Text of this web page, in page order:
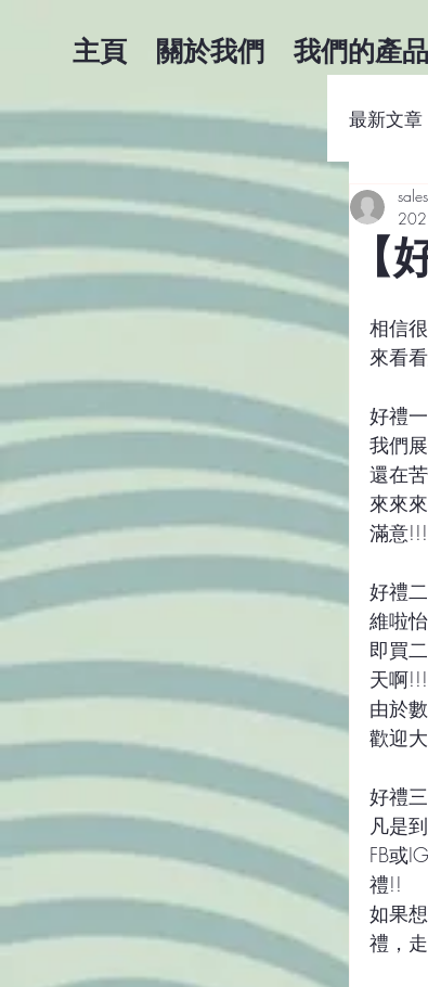
主頁 關於我們 我們的產品
最新文章
咖
相信
來看
好禮一
我們
還在
來來
滿意!!!
好禮二
維啦
即買
天啊
由於
歡迎
好禮三
凡是
FB或
禮!!
如果
禮，